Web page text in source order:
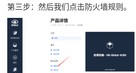
第三步：然后我们点击防火墙规则。